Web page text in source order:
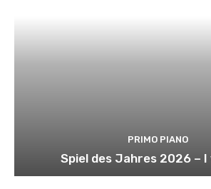
PRIMO PIANO
Spiel des Jahres 2026 –